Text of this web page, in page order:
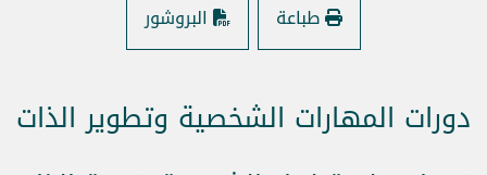
طباعة البروشور
دورات المهارات الشخصية وتطوير الذات